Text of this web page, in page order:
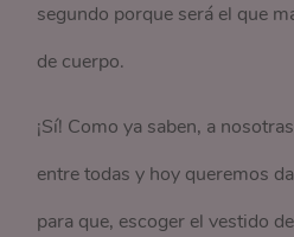
segundo porque será el que
de cuerpo.
¡Sí! Como ya saben, a
entre todas y hoy queremos
para que, escoger el vestido